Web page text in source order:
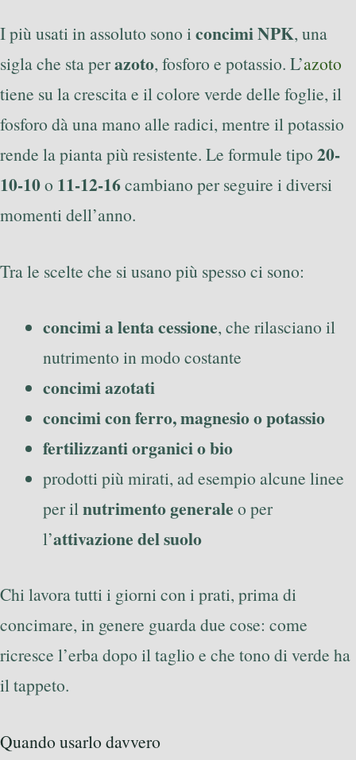
I più usati in assoluto sono iconcimi NPK, una
sigla che sta perazoto, fosforo e potassio. L’azoto
tiene su la crescita e il colore verde delle foglie, il
fosforo dà una mano alle radici, mentre il potassio
rende la pianta più resistente. Le formule tipo 20-
10-10o 11-12-16cambiano per seguire i diversi
momenti dell’anno.
Tra le scelte che si usano più spesso ci sono:
concimi a lenta cessione, che rilasciano il
nutrimento in modo costante
concimi azotati
concimi con ferro, magnesio o potassio
fertilizzanti organici o bio
prodotti più mirati, ad esempio alcune linee
per ilnutrimento generale o per
l’attivazione del suolo
Chi lavora tutti i giorni con i prati, prima di
concimare, in genere guarda due cose: come
ricresce l’erba dopo il taglio e che tono di verde ha
il tappeto.
Quando usarlo davvero